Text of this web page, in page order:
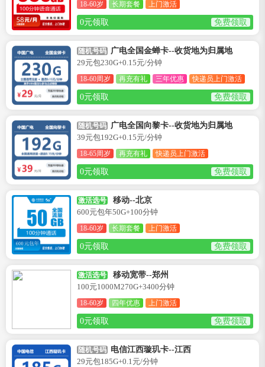
18-60岁 长期套餐 上门激活
0元领取 免费领取
随机号码 广电全国金蝉卡--收货地为归属地
29元包230G+0.15元/分钟
18-60周岁 再充有礼 三年优惠 快递员上门激活
0元领取 免费领取
随机号码 广电全国向黎卡--收货地为归属地
39元包192G+0.15元/分钟
18-65周岁 再充有礼 快递员上门激活
0元领取 免费领取
激活选号
移动--北京
600元包年50G+100分钟
18-60岁 长期套餐 上门激活
0元领取 免费领取
激活选号
移动宽带--郑州
100元1000M270G+3400分钟
18-60岁 四年优惠 上门激活
0元领取 免费领取
随机号码 电信江西璇玑卡--江西
29元包185G+0.1元/分钟